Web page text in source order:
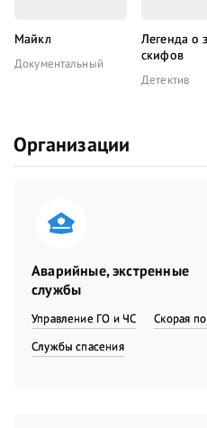
Майкл
Документальный
Легенда о
скифов
Детектив
Организации
Аварийные, экстренные
службы
Управление ГО и ЧС Скорая
Службы спасения